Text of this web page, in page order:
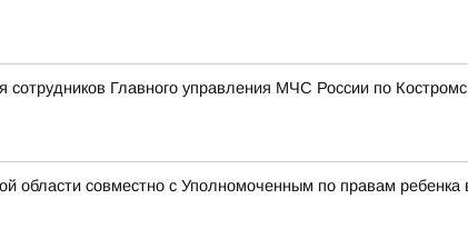
Главного управления МЧС России по
области совместно с Уполномоченным по правам ребенка